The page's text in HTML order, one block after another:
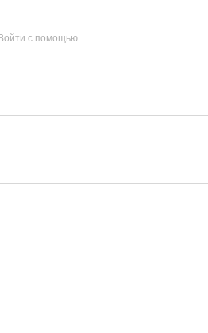
Войти с помощью